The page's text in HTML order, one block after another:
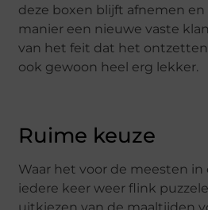
deze boxen blijft afnemen en
manier een nieuwe vaste
van het feit dat het
ook gewoon heel erg lekker.
Ruime keuze
Waar het voor de meesten
iedere keer weer flink